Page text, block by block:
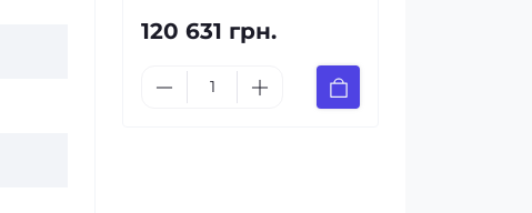
120 631 грн.